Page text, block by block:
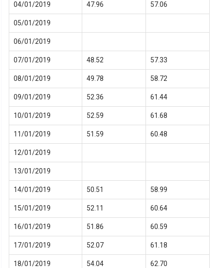
04/01/2019 47.96 57.06
05/01/2019
06/01/2019
07/01/2019 48.52 57.33
08/01/2019 49.78 58.72
09/01/2019 52.36 61.44
10/01/2019 52.59 61.68
11/01/2019 51.59 60.48
12/01/2019
13/01/2019
14/01/2019 50.51 58.99
15/01/2019 52.11 60.64
16/01/2019 51.86 60.59
17/01/2019 52.07 61.18
18/01/2019 54.04 62.70